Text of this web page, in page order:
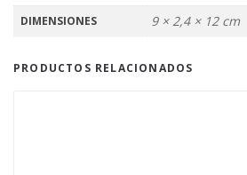
DIMENSIONES 9 × 2,4 × 12 cm
PRODUCTOS RELACIONADOS